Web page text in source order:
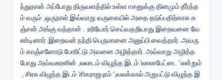
ந்துதான் அப்போது திருவளத்தில் உள்ள ஈசனுக்கு தினமும் தீர்த்த
ம் வரும் ,ஒருநாள் இவ்வாறு வருகையில் அதை தடுப்பதிற்காக க
ஞ்சன் அங்கு வந்தான் . உரியோர் செய்வதறியாது இறைவனை வே
ண்டினார் .இறைவன் நந்தி பெருமானை அனுப்பி வைத்தார் .அவரு
ம் காஞ்சனோடு போரிட்டு அவனை அழித்தார். அவ்வாறு அழித்த
போது அவ்வசுரனின் ,லலாடம் விழுந்த இடம் 'லாலாபேட்டை ' என்றும்
, சிரசு விழுந்த இடம் 'சிகராஜபுரம் ',வலக்கால் அறுபட்டு விழுந்த இ